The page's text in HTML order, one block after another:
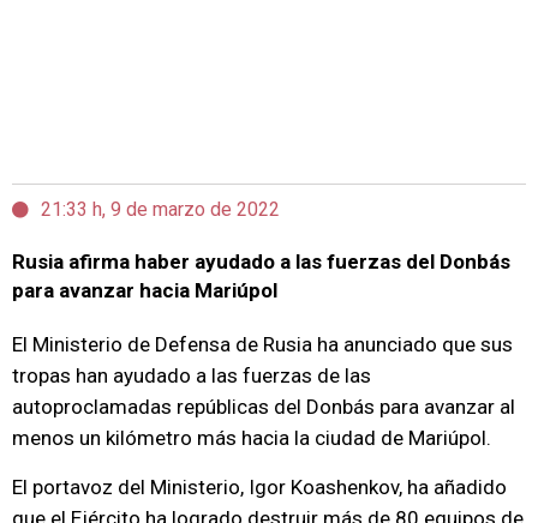
21:33 h, 9 de marzo de 2022
Rusia afirma haber ayudado a las fuerzas del Donbás
para avanzar hacia Mariúpol
El Ministerio de Defensa de Rusia ha anunciado que sus
tropas han ayudado a las fuerzas de las
autoproclamadas repúblicas del Donbás para avanzar al
menos un kilómetro más hacia la ciudad de Mariúpol.
El portavoz del Ministerio, Igor Koashenkov, ha añadido
que el Ejército ha logrado destruir más de 80 equipos de